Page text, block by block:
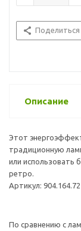
Поделиться
Описание
Этот
традиционную
или использовать
ретро.
Артикул: 904.164.72
По сравнению с